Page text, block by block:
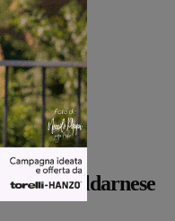
vita in
del valdarnese